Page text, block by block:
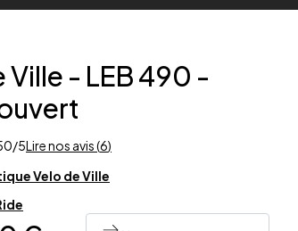
Ville - LEB 490 -
/5Lire nos avis (6)
Velo de Ville